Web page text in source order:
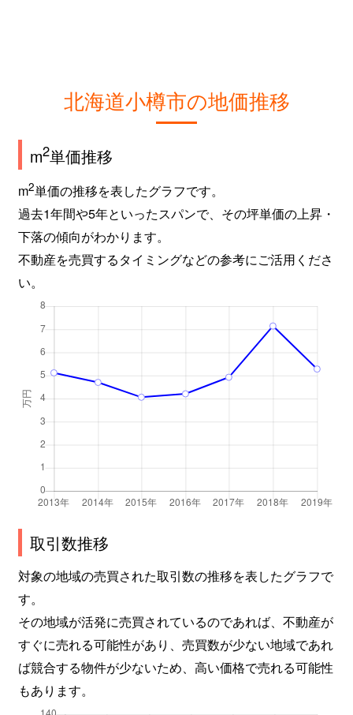
北海道小樽市の地価推移
m2単価推移
m2単価の推移を表したグラフです。
過去1年間や5年といったスパンで、その坪単価の上昇・
下落の傾向がわかります。
不動産を売買するタイミングなどの参考にご活用くださ
い。
取引数推移
対象の地域の売買された取引数の推移を表したグラフで
す。
その地域が活発に売買されているのであれば、不動産が
すぐに売れる可能性があり、売買数が少ない地域であれ
ば競合する物件が少ないため、高い価格で売れる可能性
もあります。